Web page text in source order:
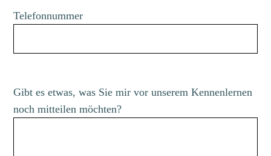
Telefonnummer
Gibt es etwas, was Sie mir vor unserem Kennenlernen
noch mitteilen möchten?